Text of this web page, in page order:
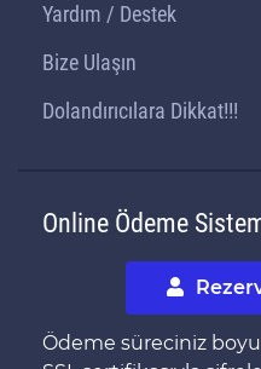
Yardım / Destek
Bize Ulaşın
Dolandırıcılara Dikkat!!!
Online Ödeme
Ödeme süreciniz